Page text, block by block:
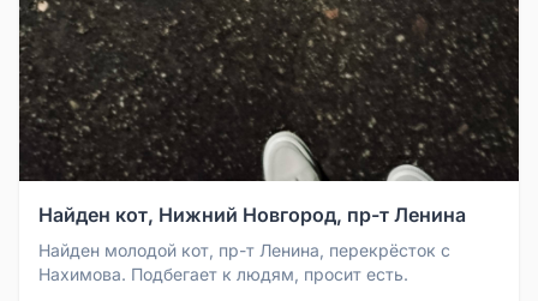
Найден кот, Нижний Новгород, пр-т Ленина
Найден молодой кот, пр-т Ленина, перекрёсток с
Нахимова. Подбегает к людям, просит есть.